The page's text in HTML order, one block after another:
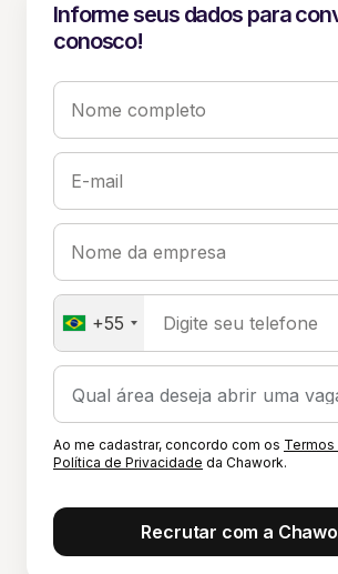
Informe seus dados para
conosco!
Nome completo
E-mail
Nome da empresa
+55 Digite seu telefone
Ao me cadastrar, concordo com os Termos
Política de Privacidade da Chawork.
Recrutar com a